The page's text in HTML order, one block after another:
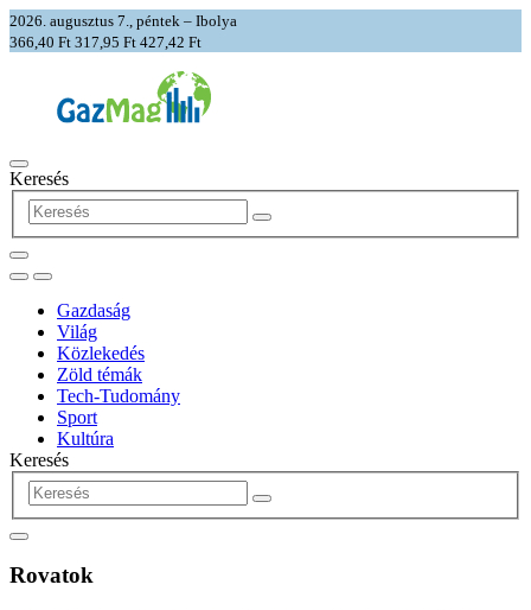
2026. augusztus 7., péntek – Ibolya
366,40 Ft 317,95 Ft 427,42 Ft
Keresés
Gazdaság
Világ
Közlekedés
Zöld témák
Tech-Tudomány
Sport
Kultúra
Keresés
Rovatok